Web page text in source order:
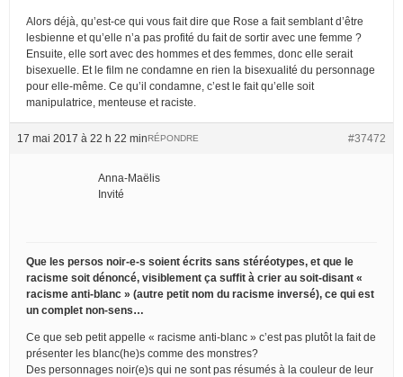
Alors déjà, qu’est-ce qui vous fait dire que Rose a fait semblant d’être
lesbienne et qu’elle n’a pas profité du fait de sortir avec une femme ?
Ensuite, elle sort avec des hommes et des femmes, donc elle serait
bisexuelle. Et le film ne condamne en rien la bisexualité du personnage
pour elle-même. Ce qu’il condamne, c’est le fait qu’elle soit
manipulatrice, menteuse et raciste.
17 mai 2017 à 22 h 22 min #37472
RÉPONDRE
Anna-Maëlis
Invité
Que les persos noir-e-s soient écrits sans stéréotypes, et que le
racisme soit dénoncé, visiblement ça suffit à crier au soit-disant «
racisme anti-blanc » (autre petit nom du racisme inversé), ce qui est
un complet non-sens…
Ce que seb petit appelle « racisme anti-blanc » c’est pas plutôt la fait de
présenter les blanc(he)s comme des monstres?
Des personnages noir(e)s qui ne sont pas résumés à la couleur de leur